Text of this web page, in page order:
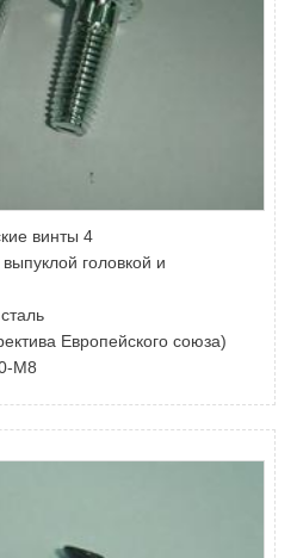
винты 4
головкой и
Европейского союза)
M8